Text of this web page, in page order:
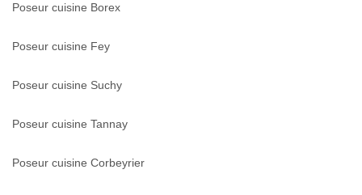
Poseur cuisine Borex
Poseur cuisine Fey
Poseur cuisine Suchy
Poseur cuisine Tannay
Poseur cuisine Corbeyrier